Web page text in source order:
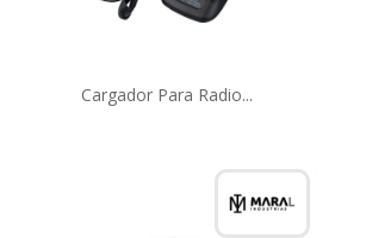
Cargador Para Radio...